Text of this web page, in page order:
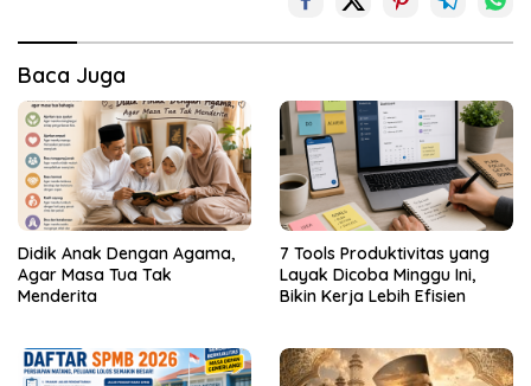
Baca Juga
Didik Anak Dengan Agama,
Agar Masa Tua Tak
Menderita
7 Tools Produktivitas yang
Layak Dicoba Minggu Ini,
Bikin Kerja Lebih Efisien